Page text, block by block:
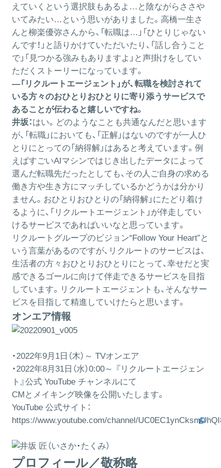
えていくという選択肢もあるよ…と陰ながらささや
いてみたい…という思いがありました。高橋一生さ
んと柳楽優弥さんから、「転職は…」「ひとりじゃない
んです！」と語りかけていただいたり、「話し合うこと
で」「見つかる強みもありますよ」と声掛けをしてい
ただくストーリーになっています。
―「リクルートエージェント」が、転職を検討されて
いる方々のおひとりおひとりに寄り添うサービスで
あることが伝わると嬉しいですね。
井坂：はい。どのようなことも共通なんだと思います
が、「転職」においても、「正解」はないのですが一人ひ
とりにとっての「納得解」はあると考えています。例
えばすごいAIマシンではじき出したデータによって
選んだ転職先だったとしても、その人ご自身の求める
働き方や生き方にマッチしているかどうかは分かり
ません。おひとりおひとりの「納得解」にたどり着け
るように、「リクルートエージェント」が伴走してい
けるサービスであればいいなと思っています。
リクルートグループのビジョン“Follow Your Heart”と
いう言葉があるのですが、リクルートのサービスは、
生活者の方々おひとりおひとりにとって、幸せだと実
感できるゴールに向けて伴走できるサービスを目指
しています。リクルートエージェントも、そんなサー
ビスを目指して精進していけたらと思います。
オンエア情報
・2022年9月1日（木）～ TVオンエア
・2022年8月31日（水）0:00～ 『リクルートエージェン
ト』公式 YouTube チャンネルにて
CMとメイキング映像を公開いたします。
YouTube 公式サイト：
https://www.youtube.com/channel/
プロフィール／敬称略